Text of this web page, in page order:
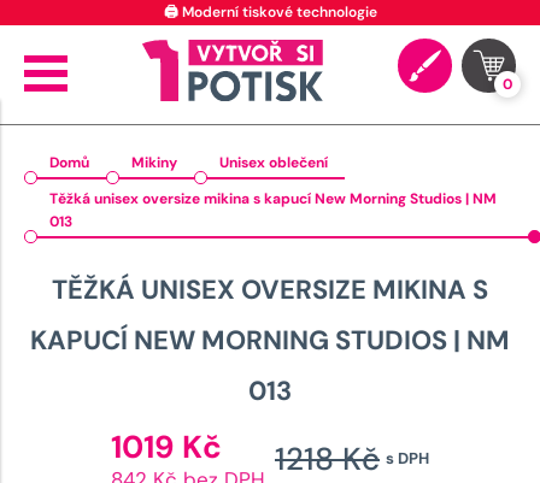
0
Domů Mikiny
Unisex oblečení
Těžká unisex oversize mikina s kapucí New Morning Studios | NM
013
TĚŽKÁ UNISEX OVERSIZE MIKINA S
KAPUCÍ NEW MORNING STUDIOS | NM
013
s DPH
1218Kč
1019 Kčcena